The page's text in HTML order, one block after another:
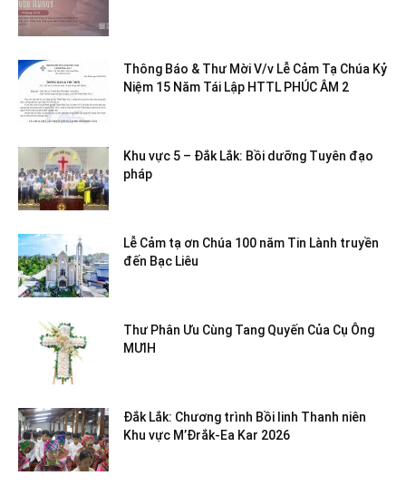
Thông Báo & Thư Mời V/v Lễ Cảm Tạ Chúa Kỷ
Niệm 15 Năm Tái Lập HTTL PHÚC ÂM 2
Khu vực 5 – Đắk Lắk: Bồi dưỡng Tuyên đạo
pháp
Lễ Cảm tạ ơn Chúa 100 năm Tin Lành truyền
đến Bạc Liêu
Thư Phân Ưu Cùng Tang Quyến Của Cụ Ông
MƯIH
Đắk Lắk: Chương trình Bồi linh Thanh niên
Khu vực M’Đrắk-Ea Kar 2026